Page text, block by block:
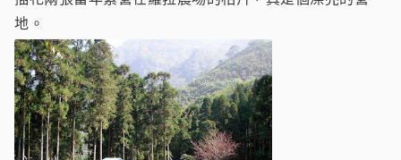
地。